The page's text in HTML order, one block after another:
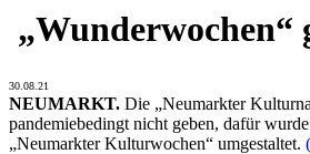
„Wunderwochen“
30.08.21
NEUMARKT. Die „Neumarkter
pandemiebedingt nicht geben, dafür
„Neumarkter Kulturwochen“ umgestaltet.